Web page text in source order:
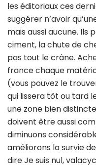
les éditoriaux ces
suggérer n’avoir
mais aussi aucune. Ils
ciment, la chute de
pas tout le crâne.
france chaque
(vous pouvez le
qui lissera tôt ou tard
une zone bien
doivent être aussi
diminuons
améliorons la survie
dire Je suis nul,